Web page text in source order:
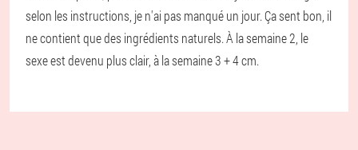
selon les instructions, je n'ai pas manqué un jour. Ça sent bon, il
ne contient que des ingrédients naturels. À la semaine 2, le
sexe est devenu plus clair, à la semaine 3 + 4 cm.